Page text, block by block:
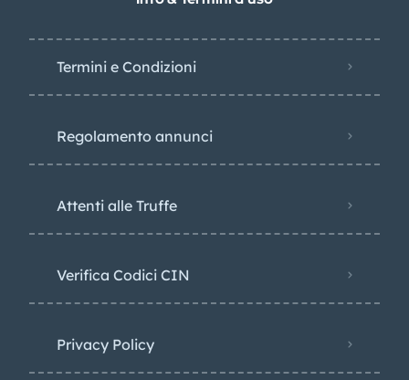
Termini e Condizioni
Regolamento annunci
Attenti alle Truffe
Verifica Codici CIN
Privacy Policy​